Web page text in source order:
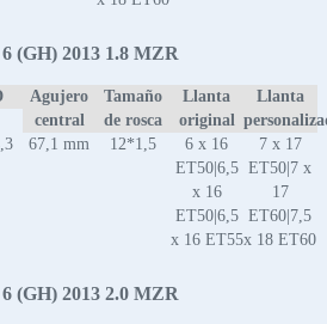
(GH) 2013 1.8 MZR
Agujero
central
Tamaño
de rosca
Llanta
original
Llanta
67,1 mm 12*1,5
6 x 16
ET50|6,5
x 16
ET50|6,5
x 16 ET55
7 x 17
ET50|7 x
17
ET60|7,5
x 18 ET60
(GH) 2013 2.0 MZR